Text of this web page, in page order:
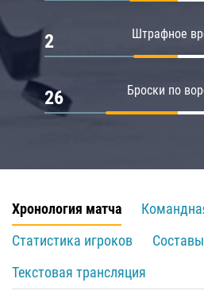
Штрафное
2
Броски по
26
Хронология матча
Статистика игроков
Составы
Текстовая трансляция